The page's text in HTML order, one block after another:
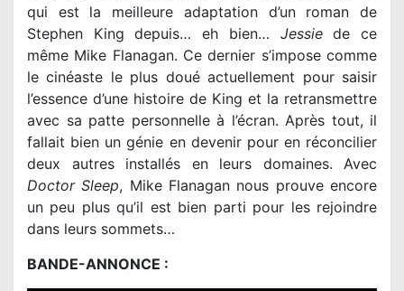
qui est la meilleure adaptation d’un roman de
Stephen King depuis… eh bien… Jessiede ce
même Mike Flanagan. Ce dernier s’impose comme
le cinéaste le plus doué actuellement pour saisir
l’essence d’une histoire de King et la retransmettre
avec sa patte personnelle à l’écran. Après tout, il
fallait bien un génie en devenir pour en réconcilier
deux autres installés en leurs domaines. Avec
Doctor Sleep, Mike Flanagan nous prouve encore
un peu plus qu’il est bien parti pour les rejoindre
dans leurs sommets…
BANDE-ANNONCE :